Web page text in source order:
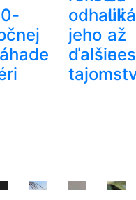
odhalili
jeho
ďalšie
až